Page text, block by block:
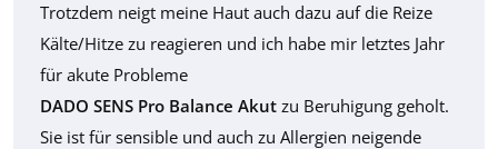
Trotzdem neigt meine Haut auch dazu auf die Reize
Kälte/Hitze zu reagieren und ich habe mir letztes Jahr
für akute Probleme
DADO SENS Pro Balance Akut zu Beruhigung geholt.
Sie ist für sensible und auch zu Allergien neigende